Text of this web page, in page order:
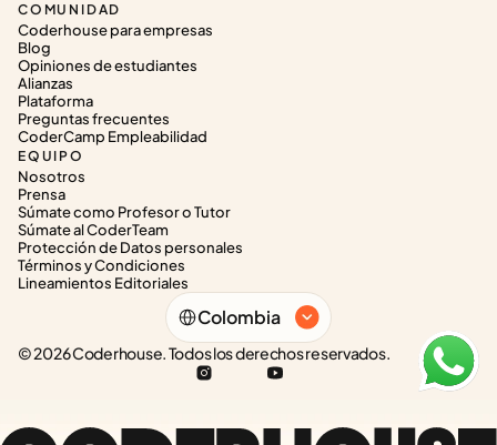
COMUNIDAD
Coderhouse para empresas
Blog
Opiniones de estudiantes
Alianzas
Plataforma
Preguntas frecuentes
CoderCamp Empleabilidad
EQUIPO
Nosotros
Prensa
Súmate como Profesor o Tutor
Súmate al CoderTeam
Protección de Datos personales
Términos y Condiciones
Lineamientos Editoriales
Select Language
Colombia
© 2026 Coderhouse. Todos los derechos reservados.